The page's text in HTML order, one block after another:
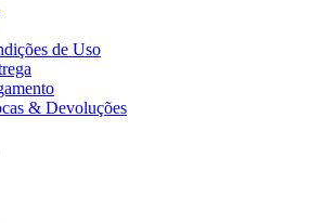
de Uso
& Devoluções